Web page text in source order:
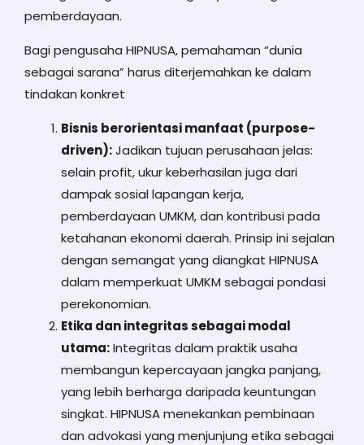
pemberdayaan.
Bagi pengusaha HIPNUSA, pemahaman “dunia
sebagai sarana” harus diterjemahkan ke dalam
tindakan konkret
Bisnis berorientasi manfaat (purpose-
driven):Jadikan tujuan perusahaan jelas:
selain profit, ukur keberhasilan juga dari
dampak sosial lapangan kerja,
pemberdayaan UMKM, dan kontribusi pada
ketahanan ekonomi daerah. Prinsip ini sejalan
dengan semangat yang diangkat HIPNUSA
dalam memperkuat UMKM sebagai pondasi
perekonomian.
Etika dan integritas sebagai modal
utama:Integritas dalam praktik usaha
membangun kepercayaan jangka panjang,
yang lebih berharga daripada keuntungan
singkat. HIPNUSA menekankan pembinaan
dan advokasi yang menjunjung etika sebagai